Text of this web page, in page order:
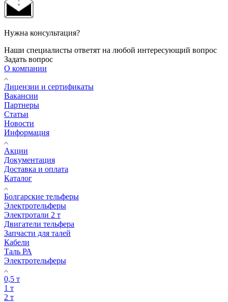
Нужна консультация?
Наши специалисты ответят на любой интересующий вопрос
Задать вопрос
О компании
Лицензии и сертификаты
Вакансии
Партнеры
Статьи
Новости
Информация
Акции
Документация
Доставка и оплата
Каталог
Болгарские тельферы
Электротельферы
Электротали 2 т
Двигатели тельфера
Запчасти для талей
Кабели
Таль РА
Электротельферы
0,5 т
1 т
2 т